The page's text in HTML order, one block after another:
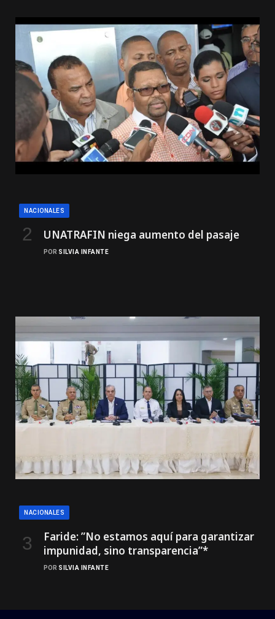
NACIONALES
UNATRAFIN niega aumento del pasaje
POR SILVIA INFANTE
NACIONALES
Faride: ”No estamos aquí para garantizar
impunidad, sino transparencia”*
POR SILVIA INFANTE